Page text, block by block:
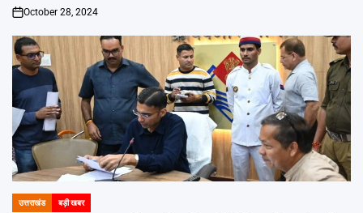
on
October 28, 2024
POSTED
उत्तराखंड बड़ी खबर